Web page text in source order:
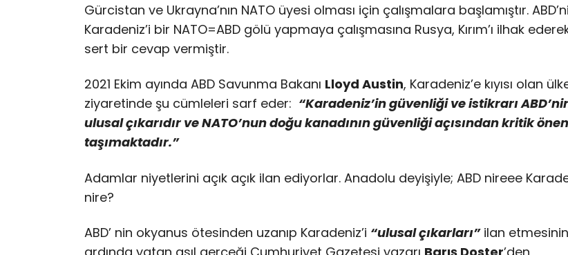
Gürcistan ve Ukrayna’nın NATO üyesi olması için çalışmalara başlamıştır.
Karadeniz’i bir NATO=ABD gölü yapmaya çalışmasına Rusya, Kırım’ı ilhak
sert bir cevap vermiştir.
2021 Ekim ayında ABD Savunma Bakanı Lloyd Austin, Karadeniz’e kıyısı olan
ziyaretinde şu cümleleri sarf eder: “Karadeniz’in güvenliği ve istikrarı
ulusal çıkarıdır ve NATO’nun doğu kanadının güvenliği açısından kritik
taşımaktadır.”
Adamlar niyetlerini açık açık ilan ediyorlar. Anadolu deyişiyle; ABD nireee
nire?
ABD’ nin okyanus ötesinden uzanıp Karadeniz’i “ulusal çıkarları”ilan etmesinin